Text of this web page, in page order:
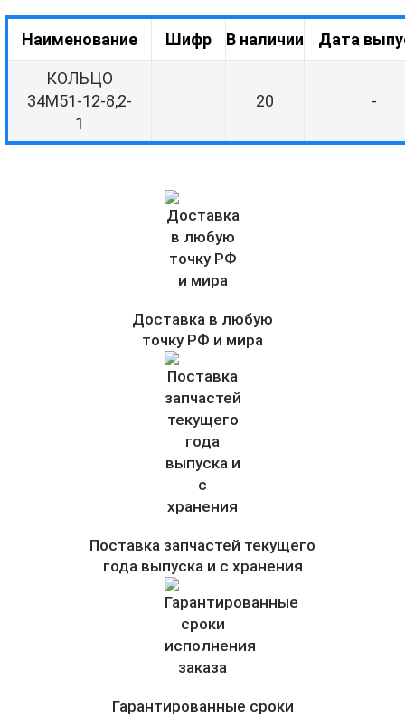
Наименование Шифр В наличии Дата
КОЛЬЦО
34М51-12-8,2-
1
20 -
Доставка в любую
точку РФ и мира
Поставка запчастей текущего
года выпуска и с хранения
Гарантированные сроки